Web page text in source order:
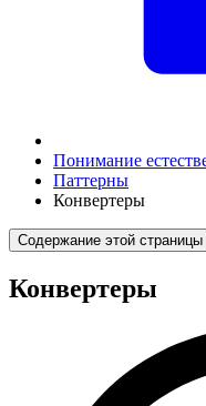
Понимание
Паттерны
Конвертеры
Содержание этой страницы
Конвертеры